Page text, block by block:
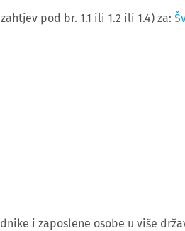
pod br. 1.1 ili 1.2 ili 1.4) za:
i zaposlene osobe u više